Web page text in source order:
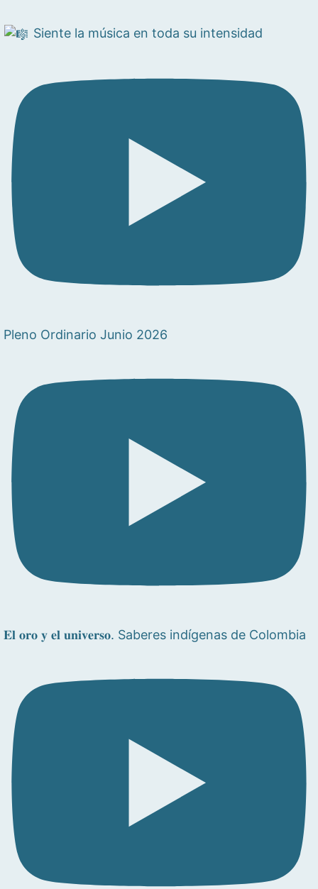
Siente la música en toda su intensidad
Pleno Ordinario Junio 2026
𝐄𝐥 𝐨𝐫𝐨 𝐲 𝐞𝐥 𝐮𝐧𝐢𝐯𝐞𝐫𝐬𝐨. Saberes indígenas de Colombia